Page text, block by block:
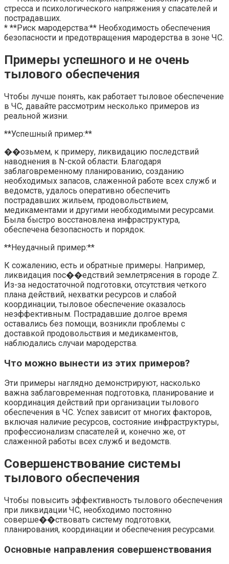
стресса и психологического напряжения у спасателей и
пострадавших.
* **Риск мародерства:** Необходимость обеспечения
безопасности и предотвращения мародерства в зоне ЧС.
Примеры успешного и не очень
тылового обеспечения
Чтобы лучше понять, как работает тыловое обеспечение
в ЧС, давайте рассмотрим несколько примеров из
реальной жизни.
**Успешный пример:**
��озьмем, к примеру, ликвидацию последствий
наводнения в N-ской области. Благодаря
заблаговременному планированию, созданию
необходимых запасов, слаженной работе всех служб и
ведомств, удалось оперативно обеспечить
пострадавших жильем, продовольствием,
медикаментами и другими необходимыми ресурсами.
Была быстро восстановлена инфраструктура,
обеспечена безопасность и порядок.
**Неудачный пример:**
К сожалению, есть и обратные примеры. Например,
ликвидация пос��едствий землетрясения в городе Z.
Из-за недостаточной подготовки, отсутствия четкого
плана действий, нехватки ресурсов и слабой
координации, тыловое обеспечение оказалось
неэффективным. Пострадавшие долгое время
оставались без помощи, возникли проблемы с
доставкой продовольствия и медикаментов,
наблюдались случаи мародерства.
Что можно вынести из этих примеров?
Эти примеры наглядно демонстрируют, насколько
важна заблаговременная подготовка, планирование и
координация действий при организации тылового
обеспечения в ЧС. Успех зависит от многих факторов,
включая наличие ресурсов, состояние инфраструктуры,
профессионализм спасателей и, конечно же, от
слаженной работы всех служб и ведомств.
Совершенствование системы
тылового обеспечения
Чтобы повысить эффективность тылового обеспечения
при ликвидации ЧС, необходимо постоянно
соверше��ствовать систему подготовки,
планирования, координации и обеспечения ресурсами.
Основные направления совершенствования